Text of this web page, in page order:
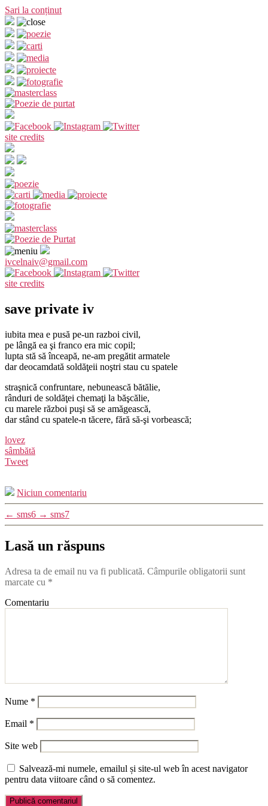
Sari la conținut
site credits
ivcelnaiv@gmail.com
site credits
save private iv
iubita mea e pusă pe-un razboi civil,
pe lângă ea şi franco era mic copil;
lupta stă să înceapă, ne-am pregătit armatele
dar deocamdată soldăţeii noştri stau cu spatele
straşnică confruntare, nebunească bătălie,
rânduri de soldăţei chemaţi la băşcălie,
cu marele război puşi să se amăgească,
dar stând cu spatele-n tăcere, fără să-şi vorbească;
lovez
sâmbătă
Tweet
Niciun comentariu
← sms6 → sms7
Lasă un răspuns
Adresa ta de email nu va fi publicată. Câmpurile obligatorii sunt
marcate cu *
Comentariu
Nume *
Email *
Site web
Salvează-mi numele, emailul și site-ul web în acest navigator
pentru data viitoare când o să comentez.